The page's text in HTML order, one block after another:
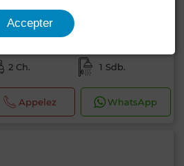
2 Ch. 1 Sdb.
Appelez WhatsApp
Accepter